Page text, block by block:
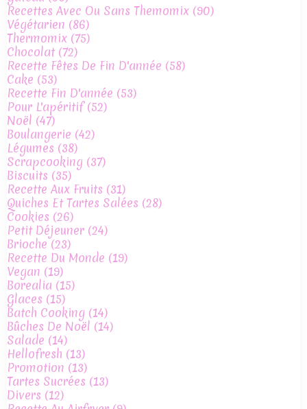
Recettes Avec Ou Sans Themomix (90)
Végétarien (86)
Thermomix (75)
Chocolat(72)
Recette Fêtes De Fin D'année (58)
Cake (53)
Recette Fin D'année (53)
Pour L'apéritif(52)
Noël (47)
Boulangerie (42)
Légumes (38)
Scrapcooking (37)
Biscuits (35)
Recette Aux Fruits (31)
Quiches Et Tartes Salées (28)
Cookies (26)
Petit Déjeuner (24)
Brioche(23)
Recette Du Monde (19)
Vegan (19)
Borealia (15)
Glaces (15)
Batch Cooking (14)
Bûches De Noël (14)
Salade (14)
Hellofresh (13)
Promotion (13)
Tartes Sucrées (13)
Divers (12)